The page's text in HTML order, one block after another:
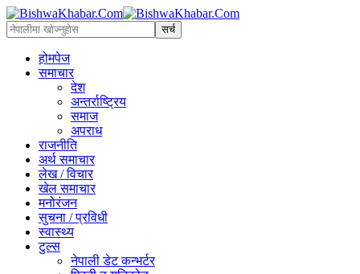
होमपेज
समाचार
देश
अन्तर्राष्ट्रिय
समाज
अपराध
राजनीति
अर्थ समाचार
लेख / विचार
खेल समाचार
मनोरंजन
सुचना / प्रविधी
स्वास्थ्य
टुल्स
नेपाली डेट कन्भर्टर